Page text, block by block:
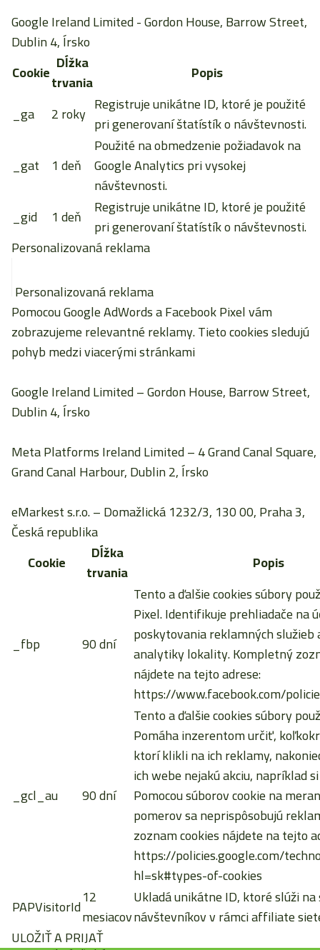
Google Ireland Limited- Gordon House, Barrow Street,
Dublin 4, Írsko
Cookie Dĺžka
trvania
Popis
_ga
2 roky Registruje unikátne ID, ktoré je použité
pri generovaní štatístík o návštevnosti.
_gat
1 deň
Použité na obmedzenie požiadavok na
Google Analytics pri vysokej
návštevnosti.
_gid
1 deň
Registruje unikátne ID, ktoré je použité
pri generovaní štatístík o návštevnosti.
Personalizovaná reklama
Personalizovaná reklama
Pomocou Google AdWords a Facebook Pixel vám
zobrazujeme relevantné reklamy. Tieto cookies sledujú
pohyb medzi viacerými stránkami
Google Ireland Limited– Gordon House, Barrow Street,
Dublin 4, Írsko
Meta Platforms Ireland Limited– 4 Grand Canal Square,
Grand Canal Harbour, Dublin 2, Írsko
eMarkest s.r.o.– Domažlická 1232/3, 130 00, Praha 3,
Česká republika
Cookie
Dĺžka
trvania
Popis
_fbp 90 dní
Tento a ďalšie cookies súbory
Pixel. Identifikuje prehliadače na
poskytovania reklamných služieb
analytiky lokality. Kompletný
nájdete na tejto adrese:
https://www.facebook.com/
_gcl_au 90 dní
Tento a ďalšie cookies súbory
Pomáha inzerentom určiť,
ktorí klikli na ich reklamy,
ich webe nejakú akciu, napríklad
Pomocou súborov cookie na
pomerov sa neprispôsobujú
zoznam cookies nájdete na tejto
https://policies.google.com/
hl=sk#types-of-cookies
PAPVisitorId12
mesiacov
Ukladá unikátne ID, ktoré slúži
návštevníkov v rámci affiliate
ULOŽIŤ A PRIJAŤ